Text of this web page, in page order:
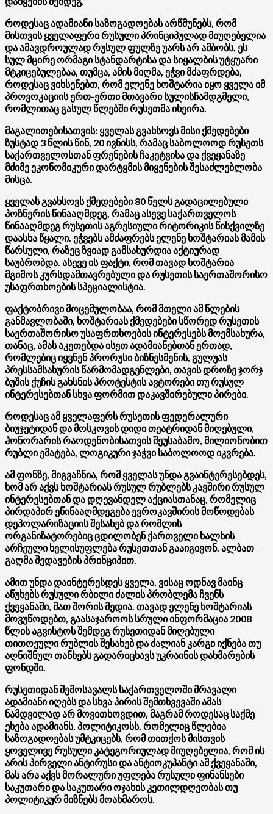
როდესაც ადამიანი საზოგადოებას არწმუნებს, რომ
მისთვის ყველაფერი რუსული პრინციპულად მიუღებელია
და ამავდროულად რუსულ ფულზე უარს არ ამბობს, ეს
სულ მცირე ორმაგი სტანდარტისა და სიყალბის უტყუარი
მტკიცებულებაა, თუმცა, ამის მიღმა, ეჭვი მძაფრდება,
როდესაც ვიხსენებთ, რომ ელენე ხოშტარია იყო ყველა იმ
პროვოკაციის ერთ-ერთი მთავარი სულისჩამდგმელი,
რომლითაც გასულ წლებში რუსეთმა იხეირა.
მაგალითებისათვის: ყველას გვახსოვს მისი ქმედებები
ზუსტად 3 წლის წინ, 20 ივნისს, რამაც საბოლოოდ რუსეთს
საქართველოსთან ფრენების ჩაკეტვისა და ქვეყანაზე
მძიმე ეკონომიკური დარტყმის მიყენების შესაძლებლობა
მისცა.
ყველას გვახსოვს ქმედებები 80 წელს გადაცილებული
პოზნერის წინააღმდეგ, რამაც ასევე საქართველოს
წინააღმდეგ რუსეთის აგრესიული რიტორიკის წისქვილზე
დაასხა წყალი. ეჭვებს ამძაფრებს ელენე ხოშტარიას მამის
წარსული, რაზეც ზვიად გამსახურდია აქტიურად
საუბრობდა. ასევე ის ფაქტი, რომ თავად ხოშტარია
მგიმოს კურსდამთავრებული და რუსეთის საერთაშორისო
უსაფრთხოების სპეციალისტია.
ფაქტობრივი მოცემულობაა, რომ მთელი ამ წლების
განმავლობაში, ხოშტარიას ქმედებები სწორედ რუსეთის
საერთაშორისო უსაფრთხოების ინტერესებს მოემსახურა,
თანაც, ამას აკეთებდა ისეთ ადამიანებთან ერთად,
რომლებიც იყვნენ პრორუსი ბიზნესმენის, გულუას
პრესსამსახურის წარმომადგენლები, თავის დროზე ჯორჯ
ბუშის ქუჩის გახსნის პროტესტის ავტორები თუ რუსულ
ინტერესებთან სხვა ფორმით დაკავშირებული პირები.
როდესაც ამ ყველაფერს რუსეთის ფედერალური
ბიუჯეტიდან და მოსკოვის დიდი თეატრიდან მიღებული,
ჰონორარის რაოდენობისათვის შეუსაბამო, მილიონობით
რუბლი ემატება, ლოგიკური ჯაჭვი საბოლოოდ იკვრება.
ამ ფონზე, მიგვაჩნია, რომ ყველას უნდა გვაინტერესებდეს,
ხომ არ აქვს ხოშტარიას რუსულ რუბლებს კავშირი რუსულ
ინტერესებთან და დღევანდელ აქციასთანაც, რომელიც
პირდაპირ ეწინააღმდეგება ევროკავშირის მოწოდებას
დეპოლარიზაციის შესახებ და რომლის
ორგანიზატორებიც ცდილობენ ქართველი ხალხის
არჩეული ხელისუფლება რუსეთთან გააიგივონ. ალბათ
გაღმა შედავების პრინციპით.
ამით უნდა დაინტერესდეს ყველა, ვისაც ოდნავ მაინც
აწუხებს რუსული რბილი ძალის პრობლემა ჩვენს
ქვეყანაში, მათ შორის მედია. თავად ელენე ხოშტარიას
მოვუწოდებთ, გაასაჯაროოს სრული ინფორმაცია 2008
წლის აგვისტოს შემდეგ რუსეთიდან მიღებული
თითოეული რუბლის შესახებ და ძალიან კარგი იქნება თუ
აღნიშნულ თანხებს გადარიცხავს უკრაინის დახმარების
ფონდში.
რუსეთიდან შემოსავალს საქართველოში მრავალი
ადამიანი იღებს და სხვა პირის შემთხვევაში ამას
ნამდვილად არ მოვითხოვდით, მაგრამ როდესაც საქმე
ეხება ადამიანს, პოლიტიკოსს, რომელიც წლებია
საზოგადოებას უმტკიცებს, რომ თითქოს მისთვის
ყოველივე რუსული კატეგორიულად მიუღებელია, რომ ის
არის პირველი ანტირუსი და ანტიოკუპანტი ამ ქვეყანაში,
მას არა აქვს მორალური უფლება რუსული ფინანსები
საკუთარი და საკუთარი ოჯახის კეთილდღეობას თუ
პოლიტიკურ მიზნებს მოახმაროს.